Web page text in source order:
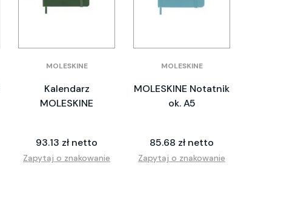
MOLESKINE
Kalendarz
MOLESKINE
93.13 zł netto
Zapytaj o znakowanie
MOLESKINE
MOLESKINE Notatnik
ok. A5
85.68 zł netto
Zapytaj o znakowanie